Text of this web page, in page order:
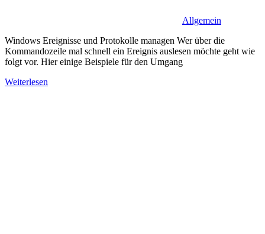
Allgemein
Windows Ereignisse und Protokolle managen Wer über die
Kommandozeile mal schnell ein Ereignis auslesen möchte geht wie
folgt vor. Hier einige Beispiele für den Umgang
Weiterlesen